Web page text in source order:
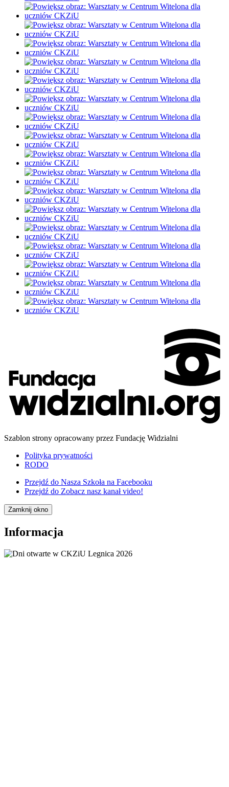
Szablon strony opracowany przez Fundację Widzialni
Polityka prywatności
RODO
Przejdź do Nasza Szkoła na Facebooku
Przejdź do Zobacz nasz kanał video!
Zamknij okno
Informacja